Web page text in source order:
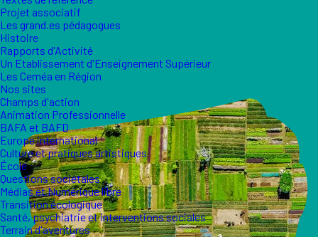
Projet associatif
Les grand.es pédagogues
Histoire
Rapports d'Activité
Un Etablissement d'Enseignement Supérieur
Les Ceméa en Région
Nos sites
Champs d'action
Animation Professionnelle
BAFA et BAFD
Europe international
Culture et pratiques artistiques
École
Questions sociétales
Médias et Numérique libre
Transition écologique
Santé, psychiatrie et interventions sociales
Terrain d'aventures